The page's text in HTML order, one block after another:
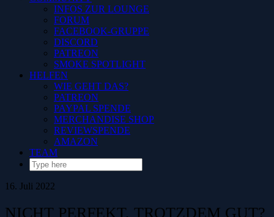
INFOS ZUR LOUNGE
FORUM
FACEBOOK-GRUPPE
DISCORD
PATREON
SMOKE SPOTLIGHT
HELFEN
WIE GEHT DAS?
PATREON
PAYPAL SPENDE
MERCHANDISE SHOP
REVIEWSPENDE
AMAZON
TEAM
16. Juli 2022
NICHT PERFEKT, TROTZDEM GUT?